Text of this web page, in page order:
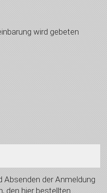
wird gebeten
Absenden der Anmeldung
den hier bestellten